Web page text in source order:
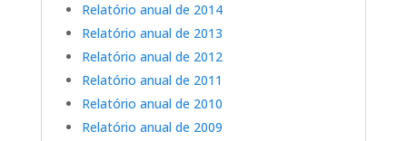
Relatório anual de 2014
Relatório anual de 2013
Relatório anual de 2012
Relatório anual de 2011
Relatório anual de 2010
Relatório anual de 2009